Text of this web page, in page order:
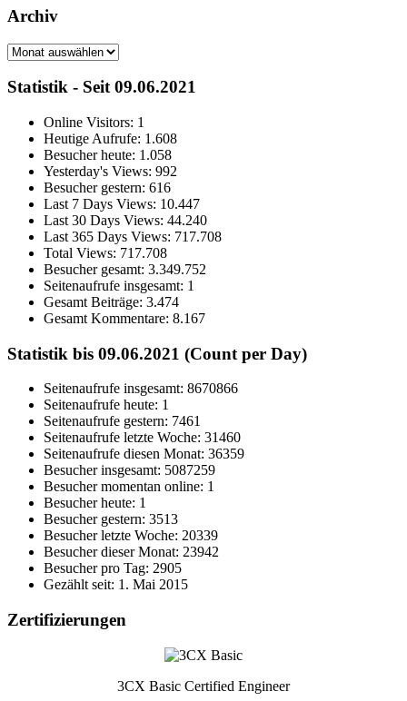
Archiv
Archiv
Statistik - Seit 09.06.2021
Online Visitors: 1
Heutige Aufrufe: 1.608
Besucher heute: 1.058
Yesterday's Views: 992
Besucher gestern: 616
Last 7 Days Views: 10.447
Last 30 Days Views: 44.240
Last 365 Days Views: 717.708
Total Views: 717.708
Besucher gesamt: 3.349.752
Seitenaufrufe insgesamt: 1
Gesamt Beiträge: 3.474
Gesamt Kommentare: 8.167
Statistik bis 09.06.2021 (Count per Day)
Seitenaufrufe insgesamt: 8670866
Seitenaufrufe heute: 1
Seitenaufrufe gestern: 7461
Seitenaufrufe letzte Woche: 31460
Seitenaufrufe diesen Monat: 36359
Besucher insgesamt: 5087259
Besucher momentan online: 1
Besucher heute: 1
Besucher gestern: 3513
Besucher letzte Woche: 20339
Besucher dieser Monat: 23942
Besucher pro Tag: 2905
Gezählt seit: 1. Mai 2015
Zertifizierungen
3CX Basic Certified Engineer